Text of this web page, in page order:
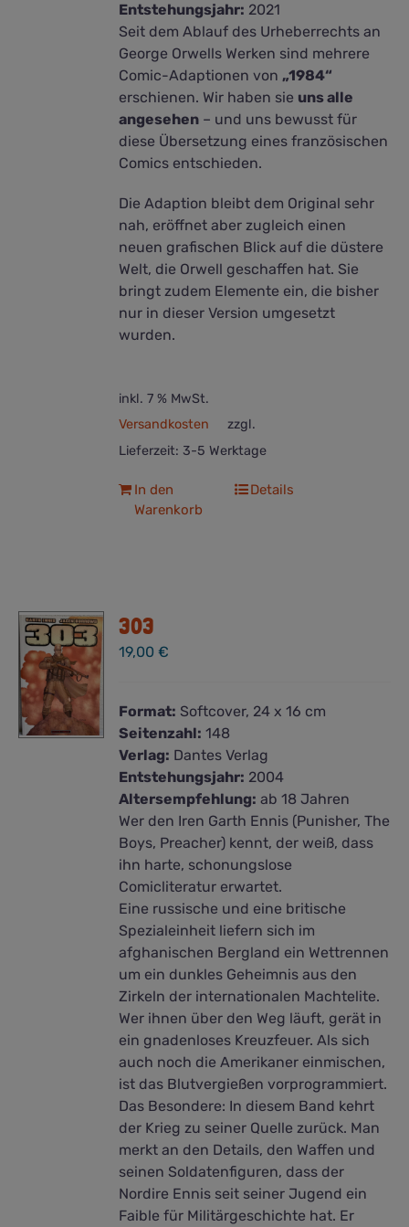
Entstehungsjahr: 2021
Seit dem Ablauf des Urheberrechts an
George Orwells Werken sind mehrere
Comic-Adaptionen von„1984“
erschienen. Wir haben sie uns alle
angesehen – und uns bewusst für
diese Übersetzung eines französischen
Comics entschieden.
Die Adaption bleibt dem Original sehr
nah, eröffnet aber zugleich einen
neuen grafischen Blick auf die düstere
Welt, die Orwell geschaffen hat. Sie
bringt zudem Elemente ein, die bisher
nur in dieser Version umgesetzt
wurden.
inkl. 7 % MwSt.
zzgl.
Versandkosten
Lieferzeit: 3-5 Werktage
In den
Warenkorb
Details
303
19,00€
Format: Softcover, 24 x 16 cm
Seitenzahl: 148
Verlag: Dantes Verlag
Entstehungsjahr: 2004
Altersempfehlung: ab 18 Jahren
Wer den Iren Garth Ennis (Punisher, The
Boys, Preacher) kennt, der weiß, dass
ihn harte, schonungslose
Comicliteratur erwartet.
Eine russische und eine britische
Spezialeinheit liefern sich im
afghanischen Bergland ein Wettrennen
um ein dunkles Geheimnis aus den
Zirkeln der internationalen Machtelite.
Wer ihnen über den Weg läuft, gerät in
ein gnadenloses Kreuzfeuer. Als sich
auch noch die Amerikaner einmischen,
ist das Blutvergießen vorprogrammiert.
Das Besondere: In diesem Band kehrt
der Krieg zu seiner Quelle zurück. Man
merkt an den Details, den Waffen und
seinen Soldatenfiguren, dass der
Nordire Ennis seit seiner Jugend ein
Faible für Militärgeschichte hat. Er